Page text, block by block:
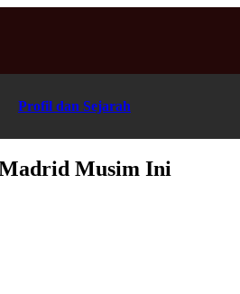
Profil dan Sejarah
Musim Ini